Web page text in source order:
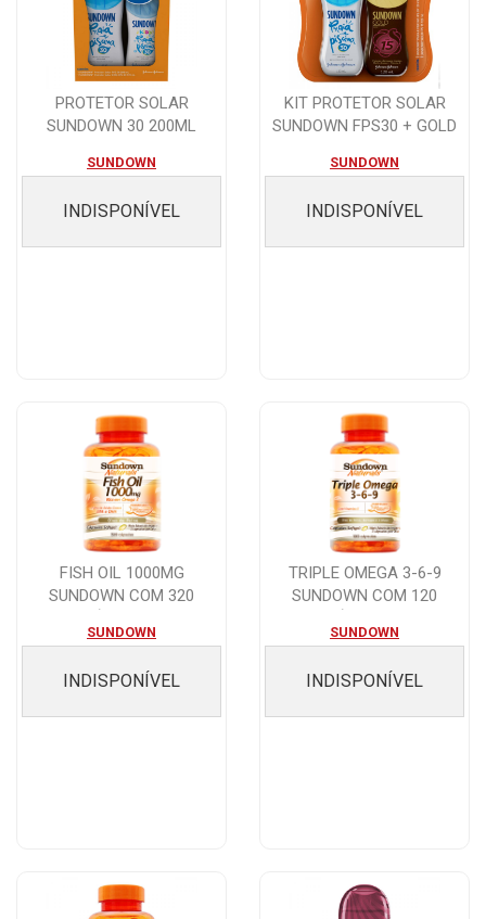
PROTETOR SOLAR
SUNDOWN 30 200ML
SUNDOWN
INDISPONÍVEL
KIT PROTETOR SOLAR
SUNDOWN FPS30 + GOLD
SUNDOWN
INDISPONÍVEL
FISH OIL 1000MG
SUNDOWN COM 320
SUNDOWN
INDISPONÍVEL
TRIPLE OMEGA 3-6-9
SUNDOWN COM 120
SUNDOWN
INDISPONÍVEL